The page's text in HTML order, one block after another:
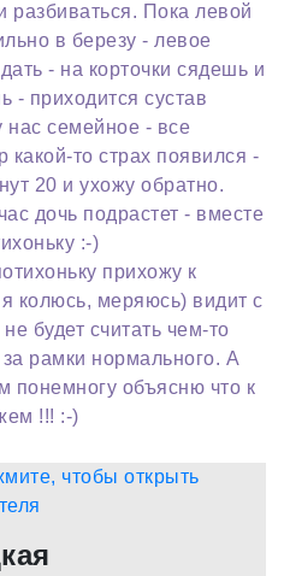
разбиваться. Пока левой
в березу - левое
- на корточки сядешь и
- приходится сустав
нас семейное - все
то страх появился -
20 и ухожу обратно.
дочь подрастет - вместе
:-)
прихожу к
колюсь, меряюсь) видит с
будет считать чем-то
рамки нормального. А
понемногу объясню что к
!!! :-)